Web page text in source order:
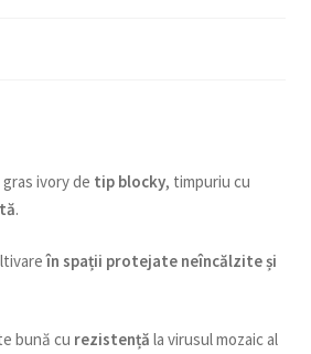
ivory de tip blocky, timpuriu cu
.
în spații protejate neîncălzite și
bună cu rezistență la virusul mozaic al